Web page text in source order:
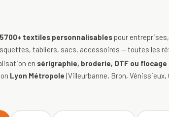
5700+ textiles personnalisables pour
tabliers, sacs, accessoires — toutes les
en sérigraphie, broderie, DTF ou flocage
Lyon Métropole (Villeurbanne, Bron,